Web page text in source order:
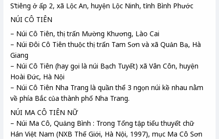
S’tiêng ở ấp 2, xã Lộc An, huyện Lộc Ninh, tỉnh Bình Phước
NÚI CÔ TIÊN
– Núi Cô Tiên, thị trấn Mường Khương, Lào Cai
– Núi Đôi Cô Tiên thuộc thị trấn Tam Sơn và xã Quản Bạ, Hà
Giang
– Núi Cô Tiên (hay gọi là núi Bạch Tuyết) xã Vân Côn, huyện
Hoài Đức, Hà Nội
– Núi Cô Tiên Nha Trang là quần thể 3 ngọn núi kề nhau nằm
về phía Bắc của thành phố Nha Trang.
NÚI MA CÔ TIÊN NỮ
– Núi Ma Cô, Quảng Bình : Trong Tổng tập tiểu thuyết chữ
Hán Việt Nam (NXB Thế Giới, Hà Nội, 1997), mục Ma Cô Sơn